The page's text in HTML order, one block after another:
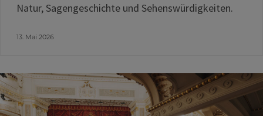
Natur, Sagengeschichte und Sehenswürdigkeiten.
13. Mai 2026